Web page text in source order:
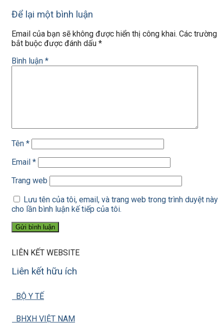
Để lại một bình luận
Email của bạn sẽ không được hiển thị công khai. Các trường
bắt buộc được đánh dấu *
Bình luận *
Tên *
Email *
Trang web
Lưu tên của tôi, email, và trang web trong trình duyệt này
cho lần bình luận kế tiếp của tôi.
LIÊN KẾT WEBSITE
Liên kết hữu ích
BỘ Y TẾ
BHXH VIỆT NAM